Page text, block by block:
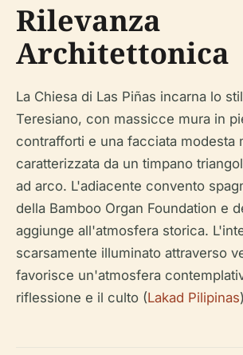
Rilevanza
Architettonica
La Chiesa di Las Piñas incarna lo
Teresiano, con massicce mura in
contrafforti e una facciata modesta
caratterizzata da un timpano
ad arco. L'adiacente convento
della Bamboo Organ Foundation e
aggiunge all'atmosfera storica.
scarsamente illuminato attraverso
favorisce un'atmosfera
riflessione e il culto (Lakad Pilipinas